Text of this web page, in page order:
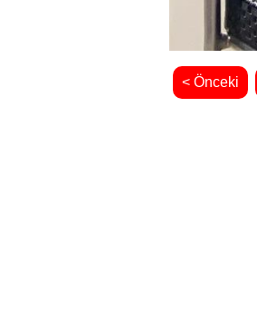
< Önceki